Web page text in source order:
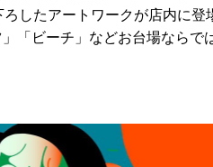
ろしたアートワークが店内に
「ビーチ」などお台場なら